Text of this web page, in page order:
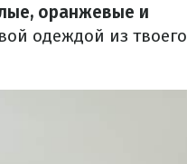
оранжевые и
одеждой из твоего